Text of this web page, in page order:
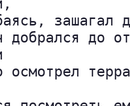
зашагал
добрался до
осмотрел